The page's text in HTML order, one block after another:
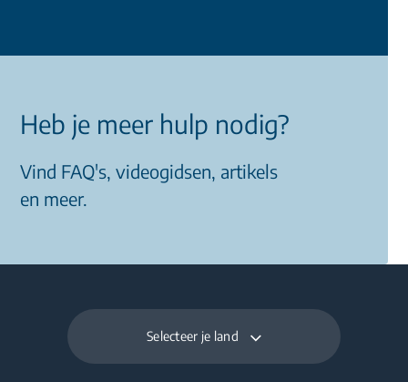
Heb je meer hulp nodig?
Vind FAQ's, videogidsen, artikels
en meer.
Selecteer je land